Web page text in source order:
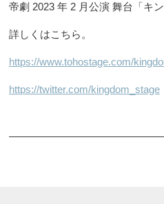
帝劇 2023 年 2 月公演 舞台「キ
詳しくはこちら。
https://www.tohostage.com/
https://twitter.com/kingdom_stage